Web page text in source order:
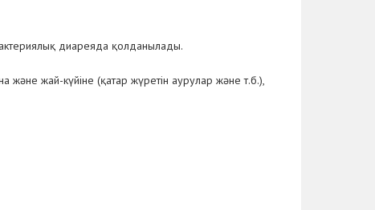
диареяда қолданылады.
және жай-күйіне (қатар жүретін аурулар және т.б.),